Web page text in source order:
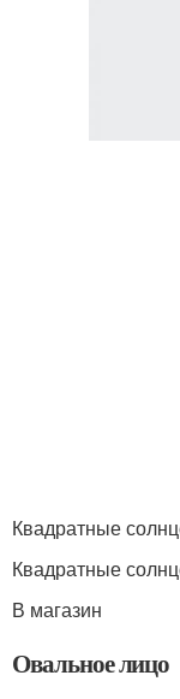
Квадратные
Квадратные
В магазин
Овальное лицо